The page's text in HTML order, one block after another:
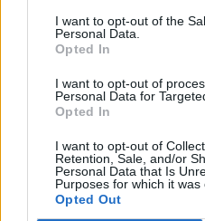
I want to opt-out of the
Personal Data.
Opted In
I want to opt-out of
Personal Data for
Opted In
I want to opt-out of
Retention, Sale, and/or
Personal Data that Is
Purposes for which it was
Opted Out
Descubre las series y
streaming que te
pantalla. 💥 De dramas
maratón! 🍿🎬🎟️
Para ti, ¿cuál es la mejor serie
¿Qué serie te gustaría que
¿Cuál es el personaje de serie